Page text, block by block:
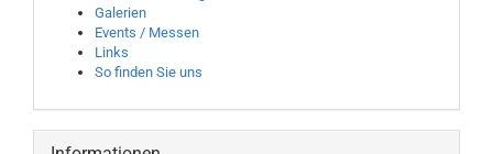
Galerien
Events / Messen
Links
So finden Sie uns